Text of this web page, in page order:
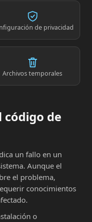
de privacidad
Archivos temporales
código de
un fallo en un
Aunque el
el problema,
conocimientos
o